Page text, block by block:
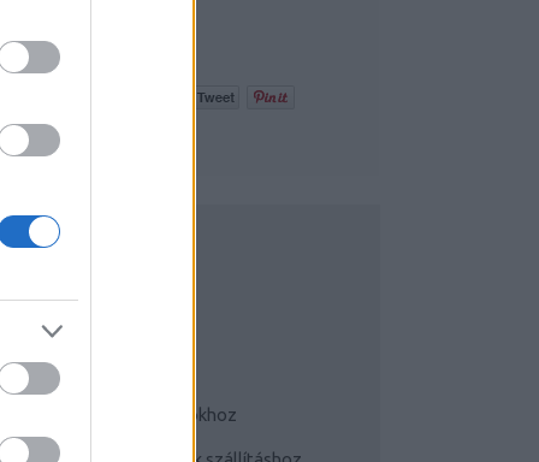
Go, go, goooooooo!!!!!!!!!!!
tippek
Kerékpárok a mindennapokhoz